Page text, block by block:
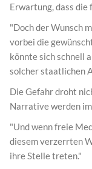
Erwartung, dass
"Doch der Wunsch
vorbei die
könnte sich schnell
solcher staatlichen
Die Gefahr droht
Narrative werden
"Und wenn freie
diesem verzerrten
ihre Stelle treten."